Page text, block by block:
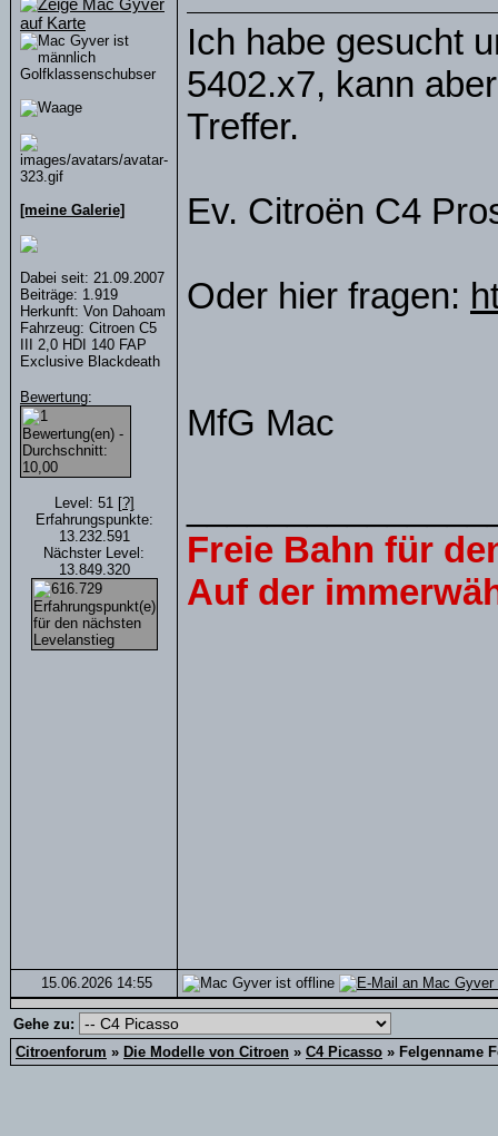
Golfklassenschubser
[meine Galerie]
Dabei seit: 21.09.2007
Beiträge: 1.919
Herkunft: Von Dahoam
Fahrzeug: Citroen C5
III 2,0 HDI 140 FAP
Exclusive Blackdeath
Bewertung:
Level: 51 [?]
Erfahrungspunkte:
13.232.591
Nächster Level:
13.849.320
Ich habe gesucht
5402.x7, kann
Treffer.
Ev. Citroën C4
Oder hier fragen:
MfG Mac
Freie Bahn für
Auf der
15.06.2026 14:55
Gehe zu:
Citroenforum » Die Modelle von Citroen » C4 Picasso » Felgenname